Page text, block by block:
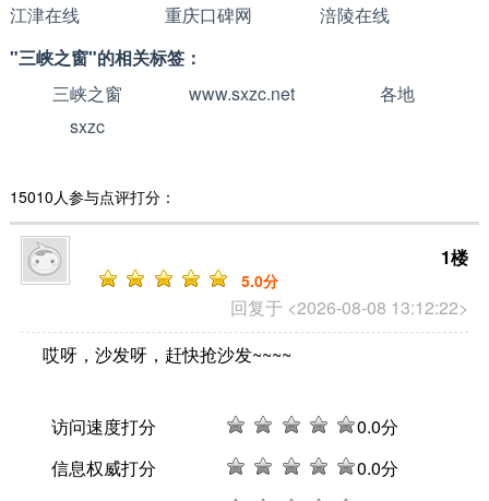
江津在线
重庆口碑网
涪陵在线
"三峡之窗"的相关标签：
三峡之窗
www.sxzc.net
各地
sxzc
15010人参与点评打分：
回复于 <2026-08-08 13:12:22>
1楼
5.0分
哎呀，沙发呀，赶快抢沙发~~~~
访问速度打分 0.0分
信息权威打分
0.0分